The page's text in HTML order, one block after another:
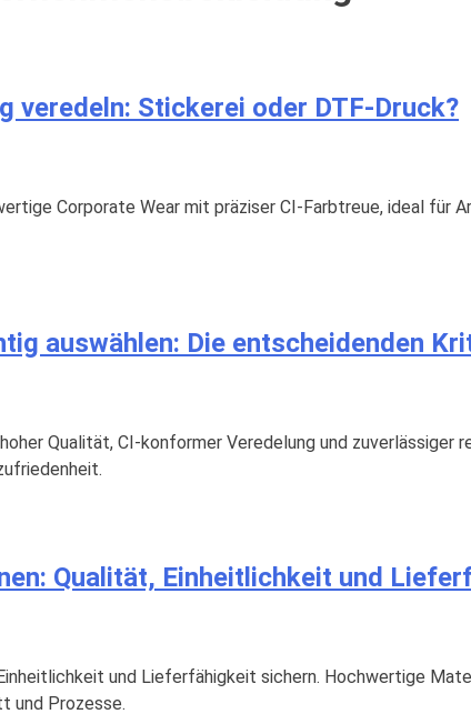
veredeln: Stickerei oder DTF‑Druck?
Corporate Wear mit präziser CI-Farbtreue, ideal
auswählen: Die entscheidenden
Qualität, CI-konformer Veredelung und
Qualität, Einheitlichkeit und
und Lieferfähigkeit sichern. Hochwertige
und Prozesse.